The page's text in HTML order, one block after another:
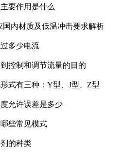
要作用是什么
国内材质及低温冲击要求解析
多少电流
控制和调节流量的目的
式有三种：Y型、J型、Z型
允许误差是多少
些常见模式
的种类